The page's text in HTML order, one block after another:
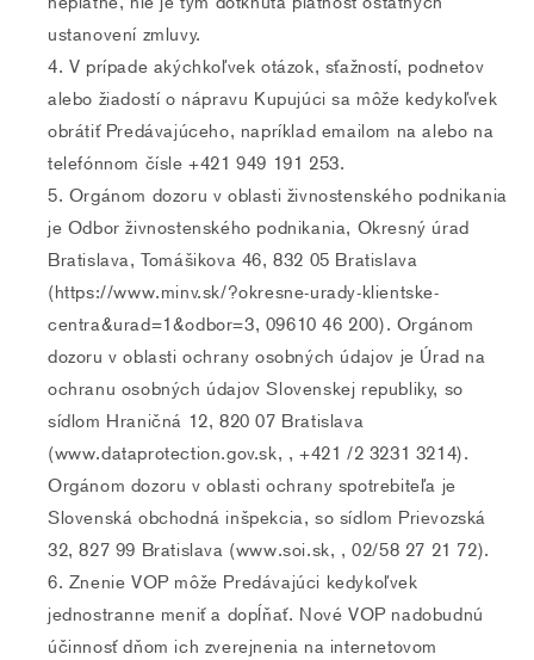
ustanovení zmluvy.
V prípade akýchkoľvek otázok, sťažností, podnetov
alebo žiadostí o nápravu Kupujúci sa môže kedykoľvek
obrátiť Predávajúceho, napríklad emailom na alebo na
telefónnom čísle +421 949 191 253.
Orgánom dozoru v oblasti živnostenského podnikania
je Odbor živnostenského podnikania, Okresný úrad
Bratislava, Tomášikova 46, 832 05 Bratislava
(https://www.minv.sk/?okresne-urady-klientske-
centra&urad=1&odbor=3, 09610 46 200). Orgánom
dozoru v oblasti ochrany osobných údajov je Úrad na
ochranu osobných údajov Slovenskej republiky, so
sídlom Hraničná 12, 820 07 Bratislava
(www.dataprotection.gov.sk, , +421 /2 3231 3214).
Orgánom dozoru v oblasti ochrany spotrebiteľa je
Slovenská obchodná inšpekcia, so sídlom Prievozská
32, 827 99 Bratislava (www.soi.sk, , 02/58 27 21 72).
Znenie VOP môže Predávajúci kedykoľvek
jednostranne meniť a dopĺňať. Nové VOP nadobudnú
účinnosť dňom ich zverejnenia na internetovom